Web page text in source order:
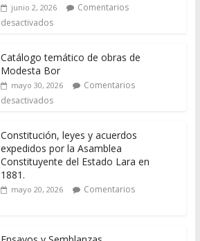
junio 2, 2026
Comentarios
desactivados
Catálogo temático de obras de
Modesta Bor
mayo 30, 2026
Comentarios
desactivados
Constitución, leyes y acuerdos
expedidos por la Asamblea
Constituyente del Estado Lara en
1881.
mayo 20, 2026
Comentarios